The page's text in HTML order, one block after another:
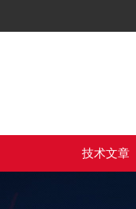
技术文章